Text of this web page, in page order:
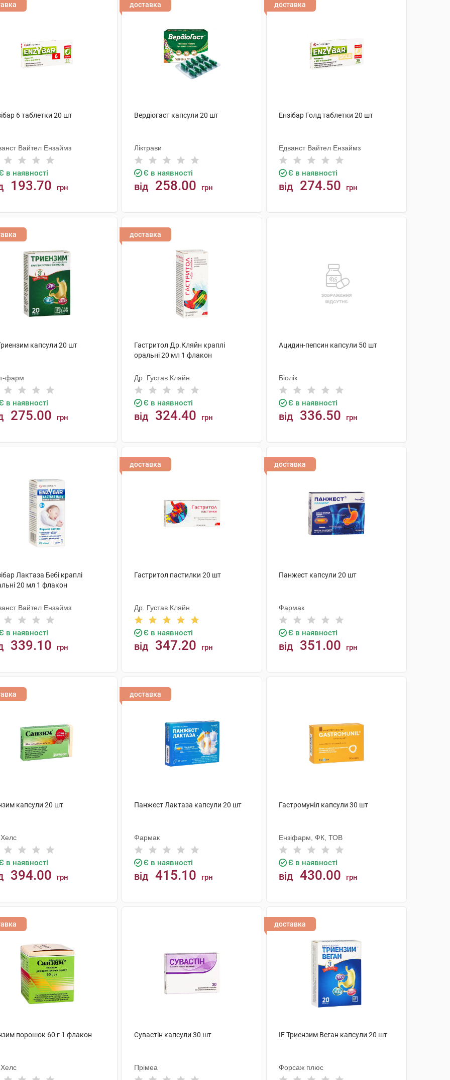
6 таблетки 20 шт
Вайтел Ензаймз
в наявності
193.70 грн
доставка
Вердіогаст капсули 20 шт
Ліктрави
Є в наявності
від 258.00 грн
доставка
Ензібар Голд таблетки 20 шт
Едванст Вайтел Ензаймз
Є в наявності
від 274.50 грн
капсули 20 шт
фарм
в наявності
275.00 грн
доставка
Гастритол Др.Кляйн краплі
оральні 20 мл 1 флакон
Др. Густав Кляйн
Є в наявності
від 324.40 грн
Ацидин-пепсин капсули 50 шт
Біолік
Є в наявності
від 336.50 грн
Лактаза Бебі краплі
20 мл 1 флакон
Вайтел Ензаймз
в наявності
339.10 грн
доставка
Гастритол пастилки 20 шт
Др. Густав Кляйн
Є в наявності
від 347.20 грн
доставка
Панжест капсули 20 шт
Фармак
Є в наявності
від 351.00 грн
капсули 20 шт
в наявності
394.00 грн
доставка
Панжест Лактаза капсули 20 шт
Фармак
Є в наявності
від 415.10 грн
Гастромуніл капсули 30 шт
Ензіфарм, ФК, ТОВ
Є в наявності
від 430.00 грн
порошок 60 г 1 флакон Сувастін капсули 30 шт
Прімеа
доставка
IF Триензим Веган капсули 20 шт
Форсаж плюс